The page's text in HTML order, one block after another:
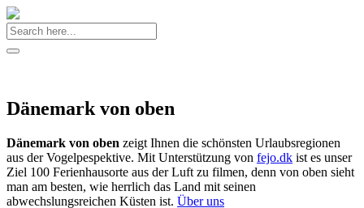
Dänemark von oben
Dänemark von oben zeigt Ihnen die schönsten Urlaubsregionen
aus der Vogelpespektive. Mit Unterstützung von fejo.dk ist es unser
Ziel 100 Ferienhausorte aus der Luft zu filmen, denn von oben sieht
man am besten, wie herrlich das Land mit seinen
abwechslungsreichen Küsten ist. Über uns